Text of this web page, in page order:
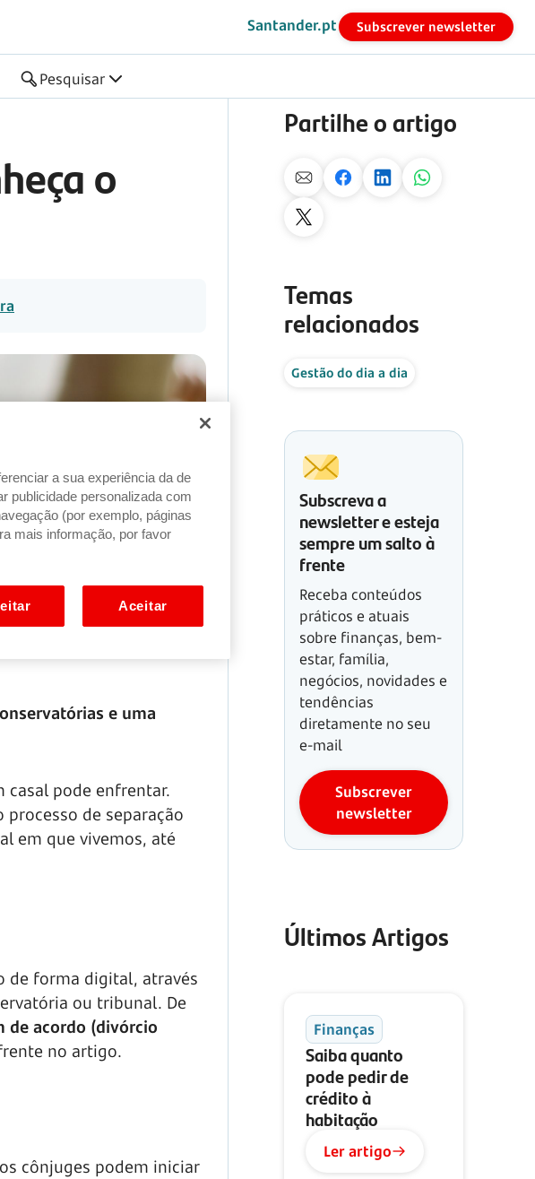
Santander.pt Subscrever newsletter
Pesquisar
o
e uma
casal pode enfrentar.
de separação
em que vivemos, até
de forma digital, através
ou tribunal. De
de acordo (divórcio
no artigo.
cônjuges podem iniciar
Partilhe o artigo
Temas
relacionados
Gestão do dia a dia
Subscreva a
newsletter e esteja
sempre um salto à
frente
Receba conteúdos
práticos e atuais
sobre finanças, bem-
estar, família,
negócios, novidades e
tendências
diretamente no seu
e-mail
Subscrever
newsletter
Últimos Artigos
Finanças
Saiba quanto
pode pedir de
crédito à
habitação
Ler artigo
a sua experiência da de
publicidade personalizada com
(por exemplo, páginas
mais informação, por favor
Aceitar